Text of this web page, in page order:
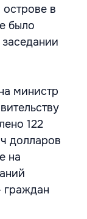
в
было
министр
122
долларов
на
граждан